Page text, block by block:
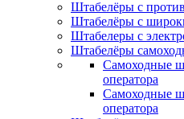
Штабелёры с
Штабелёры с
Штабелеры с
Штабелёры
Самоходные
оператора
Самоходные
оператора